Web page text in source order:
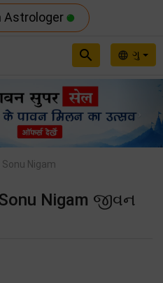
Astrologer
language ગુ
search
Sonu Nigam
Nigam જીવન